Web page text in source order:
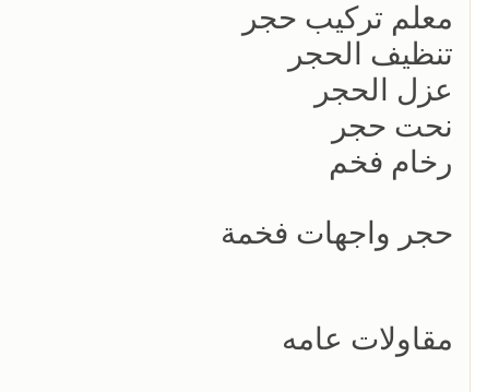
معلم تركيب حجر
تنظيف الحجر
عزل الحجر
نحت حجر
رخام فخم
حجر واجهات فخمة
مقاولات عامه